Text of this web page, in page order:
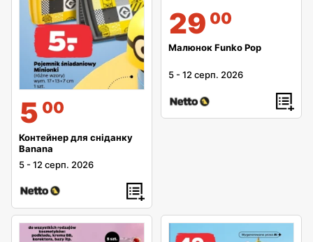
5 00
Контейнер для сніданку
Banana
5 -12 серп. 2026
29 00
Малюнок Funko Pop
5 -12 серп. 2026